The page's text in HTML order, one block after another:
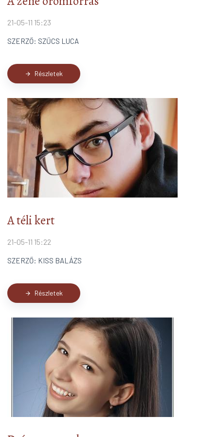
21-05-11 15:23
SZERZŐ: SZŰCS LUCA
arrow_forward Részletek
A téli kert
21-05-11 15:22
SZERZŐ: KISS BALÁZS
arrow_forward Részletek